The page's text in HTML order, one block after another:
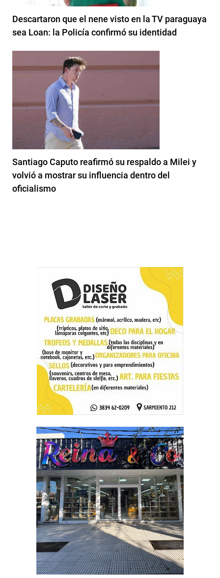
Descartaron que el nene visto en la TV paraguaya
sea Loan: la Policía confirmó su identidad
Santiago Caputo reafirmó su respaldo a Milei y
volvió a mostrar su influencia dentro del
oficialismo